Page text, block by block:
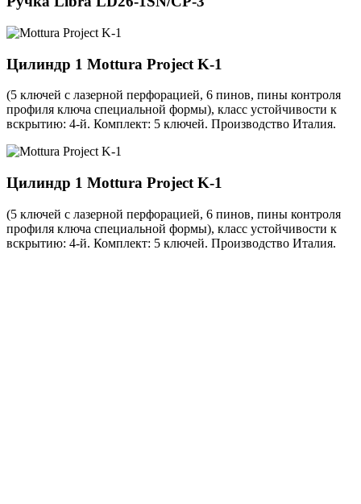
Цилиндр 1 Mottura Project K-1
(5 ключей с лазерной перфорацией, 6 пинов, пины контроля
профиля ключа специальной формы), класс устойчивости к
вскрытию: 4-й. Комплект: 5 ключей. Производство Италия.
Цилиндр 1 Mottura Project K-1
(5 ключей с лазерной перфорацией, 6 пинов, пины контроля
профиля ключа специальной формы), класс устойчивости к
вскрытию: 4-й. Комплект: 5 ключей. Производство Италия.